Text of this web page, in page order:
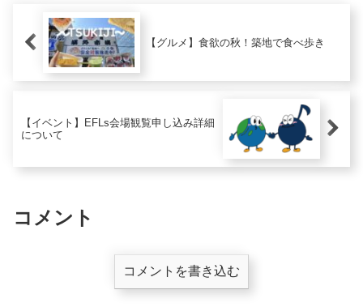
【グルメ】食欲の秋！築地で食べ歩き
【イベント】EFLs会場観覧申し込み詳細
について
コメント
コメントを書き込む